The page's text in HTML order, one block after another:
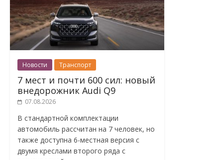
Новости Транспорт
7 мест и почти 600 сил: новый
внедорожник Audi Q9
07.08.2026
В стандартной комплектации
автомобиль рассчитан на 7 человек, но
также доступна 6-местная версия с
двумя креслами второго ряда с